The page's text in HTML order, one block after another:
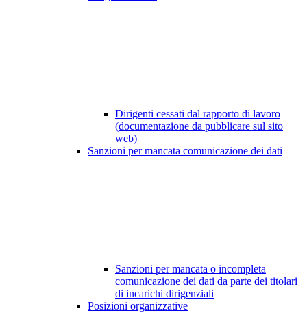
Dirigenti cessati dal rapporto di lavoro
(documentazione da pubblicare sul sito
web)
Sanzioni per mancata comunicazione dei dati
Sanzioni per mancata o incompleta
comunicazione dei dati da parte dei titolari
di incarichi dirigenziali
Posizioni organizzative